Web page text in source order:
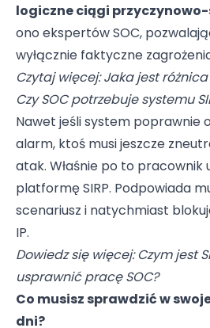
logiczne ciągi
ono ekspertów SOC,
wyłącznie faktyczne
Czytaj więcej:Jaka jest różnica
Czy SOC potrzebuje systemu
Nawet jeśli system poprawnie
alarm, ktoś musi jeszcze
atak. Właśnie po to pracownik
platformę SIRP. Podpowiada
scenariusz i natychmiast
IP.
Dowiedz się więcej:Czym jest
usprawnić pracę SOC?
Co musisz sprawdzić w
dni?